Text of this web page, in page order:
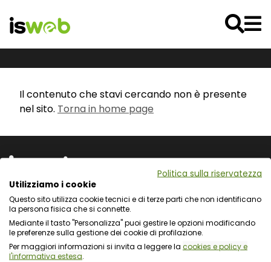
Il contenuto che stavi cercando non è presente
nel sito. Torna in home page
Via L. Cadorna 31 - 67051 Avezzano (AQ)
Via Fiume Giallo 3 - 00144 Roma
Registro delle Imprese del Gran Sasso d'Italia
C.F. e numero d'iscrizione: 01722270665
Politica sulla riservatezza
Utilizziamo i cookie
Questo sito utilizza cookie tecnici e di terze parti che non identificano
la persona fisica che si connette.
Mediante il tasto "Personalizza" puoi gestire le opzioni modificando
le preferenze sulla gestione dei cookie di profilazione.
Per maggiori informazioni si invita a leggere la cookies e policy e
l'informativa estesa.